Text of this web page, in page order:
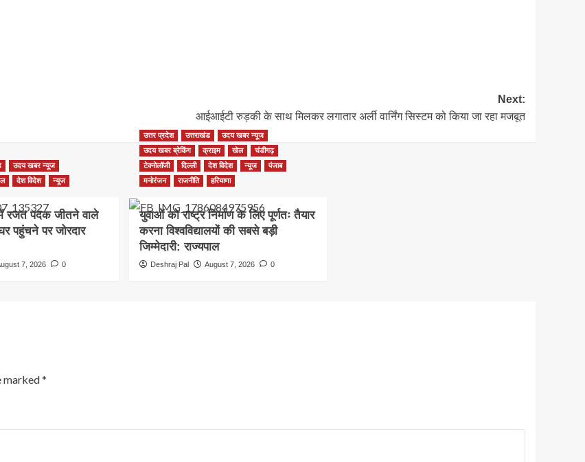
Next:
आईआईटी रुड़की के साथ मिलकर लगातार अर्ली वार्निंग सिस्टम को किया जा रहा मजबूत
उदय खबर न्यूज
देश विदेश न्यूज
रजत पदक जीतने वाले
पहुंचने पर जोरदार
7, 2026 0
उत्तर प्रदेश उत्तराखंड
उदय खबर न्यूज
उदय खबर ब्रेकिंग
क्राइम खेल
चंडीगढ़
टेक्नोलॉजी
दिल्ली देश विदेश न्यूज
पंजाब
मनोरंजन
राजनीति हरियाणा
युवाओं को राष्ट्र निर्माण के लिए पूर्णतः तैयार
करना विश्वविद्यालयों की सबसे बड़ी
जिम्मेदारी: राज्यपाल
Deshraj Pal August 7, 2026 0
marked*